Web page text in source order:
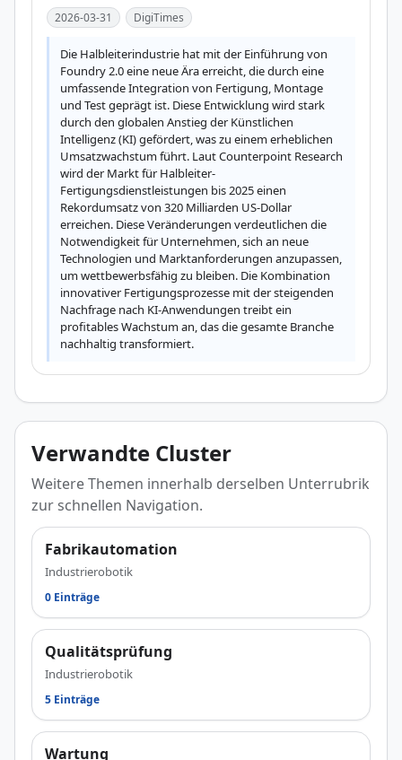
2026-03-31 DigiTimes
Die Halbleiterindustrie hat mit der Einführung von
Foundry 2.0 eine neue Ära erreicht, die durch eine
umfassende Integration von Fertigung, Montage
und Test geprägt ist. Diese Entwicklung wird stark
durch den globalen Anstieg der Künstlichen
Intelligenz (KI) gefördert, was zu einem erheblichen
Umsatzwachstum führt. Laut Counterpoint Research
wird der Markt für Halbleiter-
Fertigungsdienstleistungen bis 2025 einen
Rekordumsatz von 320 Milliarden US-Dollar
erreichen. Diese Veränderungen verdeutlichen die
Notwendigkeit für Unternehmen, sich an neue
Technologien und Marktanforderungen anzupassen,
um wettbewerbsfähig zu bleiben. Die Kombination
innovativer Fertigungsprozesse mit der steigenden
Nachfrage nach KI-Anwendungen treibt ein
profitables Wachstum an, das die gesamte Branche
nachhaltig transformiert.
Verwandte Cluster
Weitere Themen innerhalb derselben Unterrubrik
zur schnellen Navigation.
Fabrikautomation
Industrierobotik
0 Einträge
Qualitätsprüfung
Industrierobotik
5 Einträge
Wartung